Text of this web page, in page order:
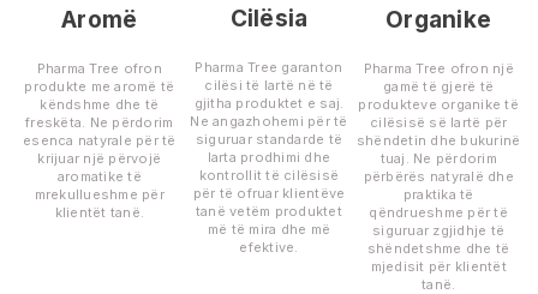
Aromë
Pharma Tree ofron
produkte me aromë të
këndshme dhe të
freskëta. Ne përdorim
esenca natyrale për të
krijuar një përvojë
aromatike të
mrekullueshme për
klientët tanë.
Cilësia
Pharma Tree garanton
cilësi të lartë në të
gjitha produktet e saj.
Ne angazhohemi për të
siguruar standarde të
larta prodhimi dhe
kontrollit të cilësisë
për të ofruar klientëve
tanë vetëm produktet
më të mira dhe më
efektive.
Organike
Pharma Tree ofron një
gamë të gjerë të
produkteve organike të
cilësisë së lartë për
shëndetin dhe bukurinë
tuaj. Ne përdorim
përbërës natyralë dhe
praktika të
qëndrueshme për të
siguruar zgjidhje të
shëndetshme dhe të
mjedisit për klientët
tanë.